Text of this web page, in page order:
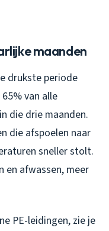
maanden
drukste periode
van alle
die drie maanden.
die afspoelen naar
sneller stolt.
en afwassen, meer
PE-leidingen, zie je